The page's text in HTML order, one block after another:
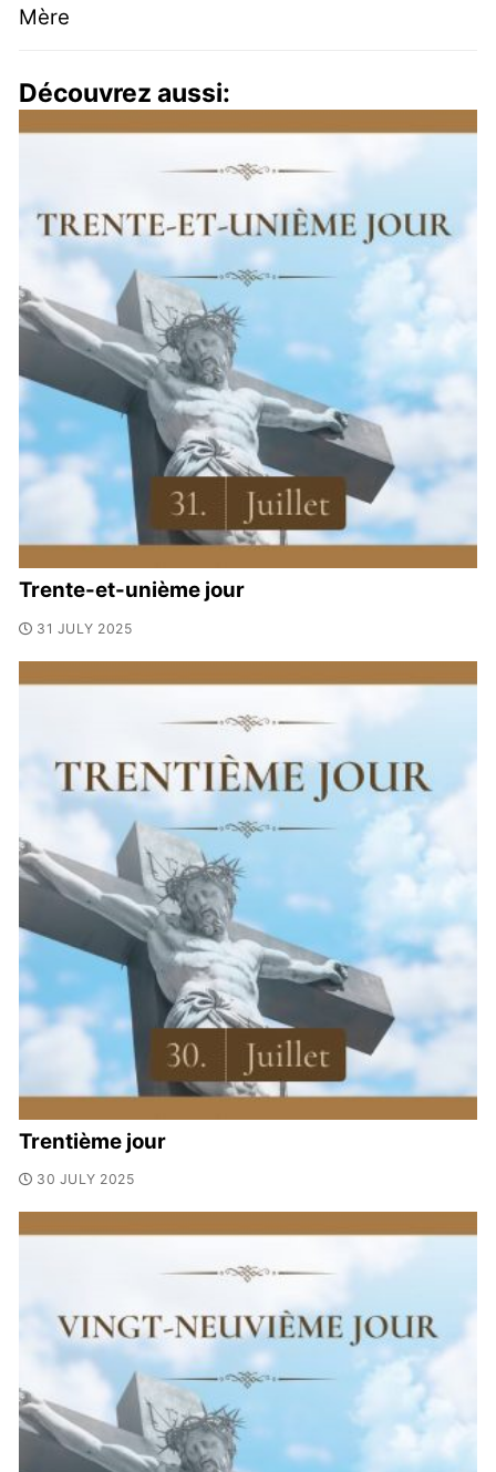
Mère
Découvrez aussi:
Trente-et-unième jour
31 JULY 2025
Trentième jour
30 JULY 2025